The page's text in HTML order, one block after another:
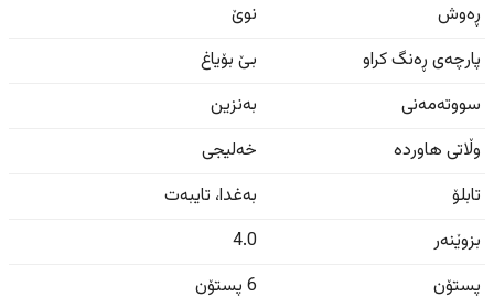
ڕەوش
نوێ
پارچەی ڕەنگ کراو
بێ بۆیاغ
سووتەمەنی
بەنزین
وڵاتی هاوردە
خەلیجی
تابلۆ
بەغدا، تایبەت
بزوێنەر
4.0
پستۆن
6 پستۆن